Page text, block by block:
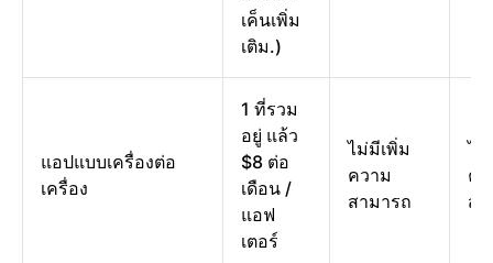
เค็นเพิ่ม
เติม.)
แอปแบบเครื่องต่อ
เครื่อง
1 ที่รวม
อยู่ แล้ว
$8 ต่อ
เดือน /
แอฟ
เตอร์
ไม่มีเพิ่ม
ความ
สามารถ
ไม่
ค
ส